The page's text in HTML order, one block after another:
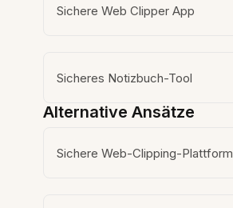
Sichere Web Clipper App
Sicheres Notizbuch-Tool
Alternative Ansätze
Sichere Web-Clipping-Plattform